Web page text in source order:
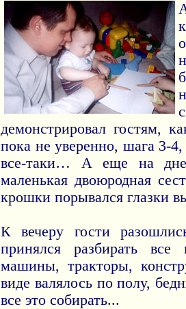
демонстрировал гостям,
пока не уверенно, шага 3-
все-таки… А еще на
маленькая двоюродная
крошки порывался глазки
К вечеру гости
принялся разбирать
машины, тракторы,
виде валялось по полу,
все это собирать...